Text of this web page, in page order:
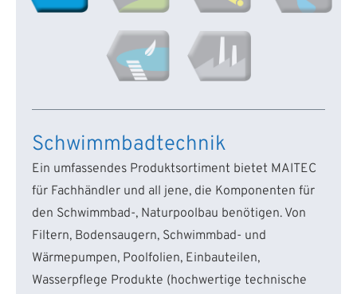
Schwimmbadtechnik
Ein umfassendes Produktsortiment bietet MAITEC
für Fachhändler und all jene, die Komponenten für
den Schwimmbad-, Naturpoolbau benötigen. Von
Filtern, Bodensaugern, Schwimmbad- und
Wärmepumpen, Poolfolien, Einbauteilen,
Wasserpflege Produkte (hochwertige technische